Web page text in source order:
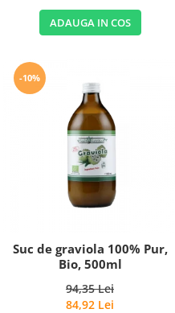
ADAUGA IN COS
-10%
Suc de graviola 100% Pur,
Bio, 500ml
94,35 Lei
84,92 Lei